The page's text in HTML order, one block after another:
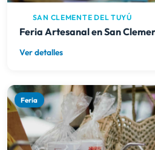
SAN CLEMENTE DEL TUYÚ
Feria Artesanal en San
Ver detalles
Feria